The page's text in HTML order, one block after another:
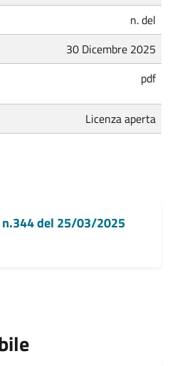
n. del
30 Dicembre 2025
pdf
Licenza aperta
del 25/03/2025